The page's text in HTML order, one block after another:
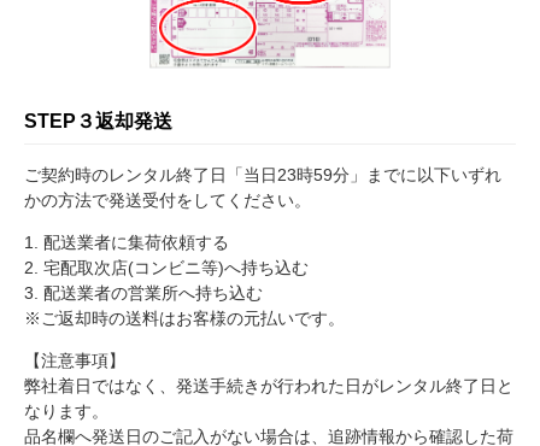
STEP３返却発送
ご契約時のレンタル終了日「当日23時59分」までに以下いずれ
かの方法で発送受付をしてください。
1. 配送業者に集荷依頼する
2. 宅配取次店(コンビニ等)へ持ち込む
3. 配送業者の営業所へ持ち込む
※ご返却時の送料はお客様の元払いです。
【注意事項】
弊社着日ではなく、発送手続きが行われた日がレンタル終了日と
なります。
品名欄へ発送日のご記入がない場合は、追跡情報から確認した荷